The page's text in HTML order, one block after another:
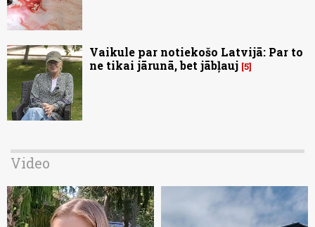
Vaikule par notiekošo Latvijā: Par to
ne tikai jārunā, bet jābļauj 5
Video